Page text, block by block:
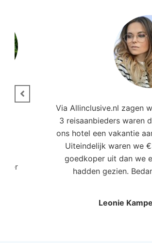
Via Allinclusive.nl zagen
3 reisaanbieders waren
ons hotel een vakantie
Uiteindelijk waren we
goedkoper uit dan we
hadden gezien.
Leonie